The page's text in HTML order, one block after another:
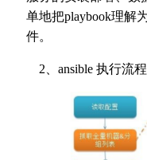
单地把playbook理解
件。
2、ansible 执行流程